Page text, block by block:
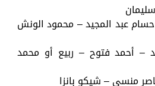
حسام عبد المجيد – محمود الونش
– أحمد فتوح – ربيع أو محمد
منسي – شيكو بانزا